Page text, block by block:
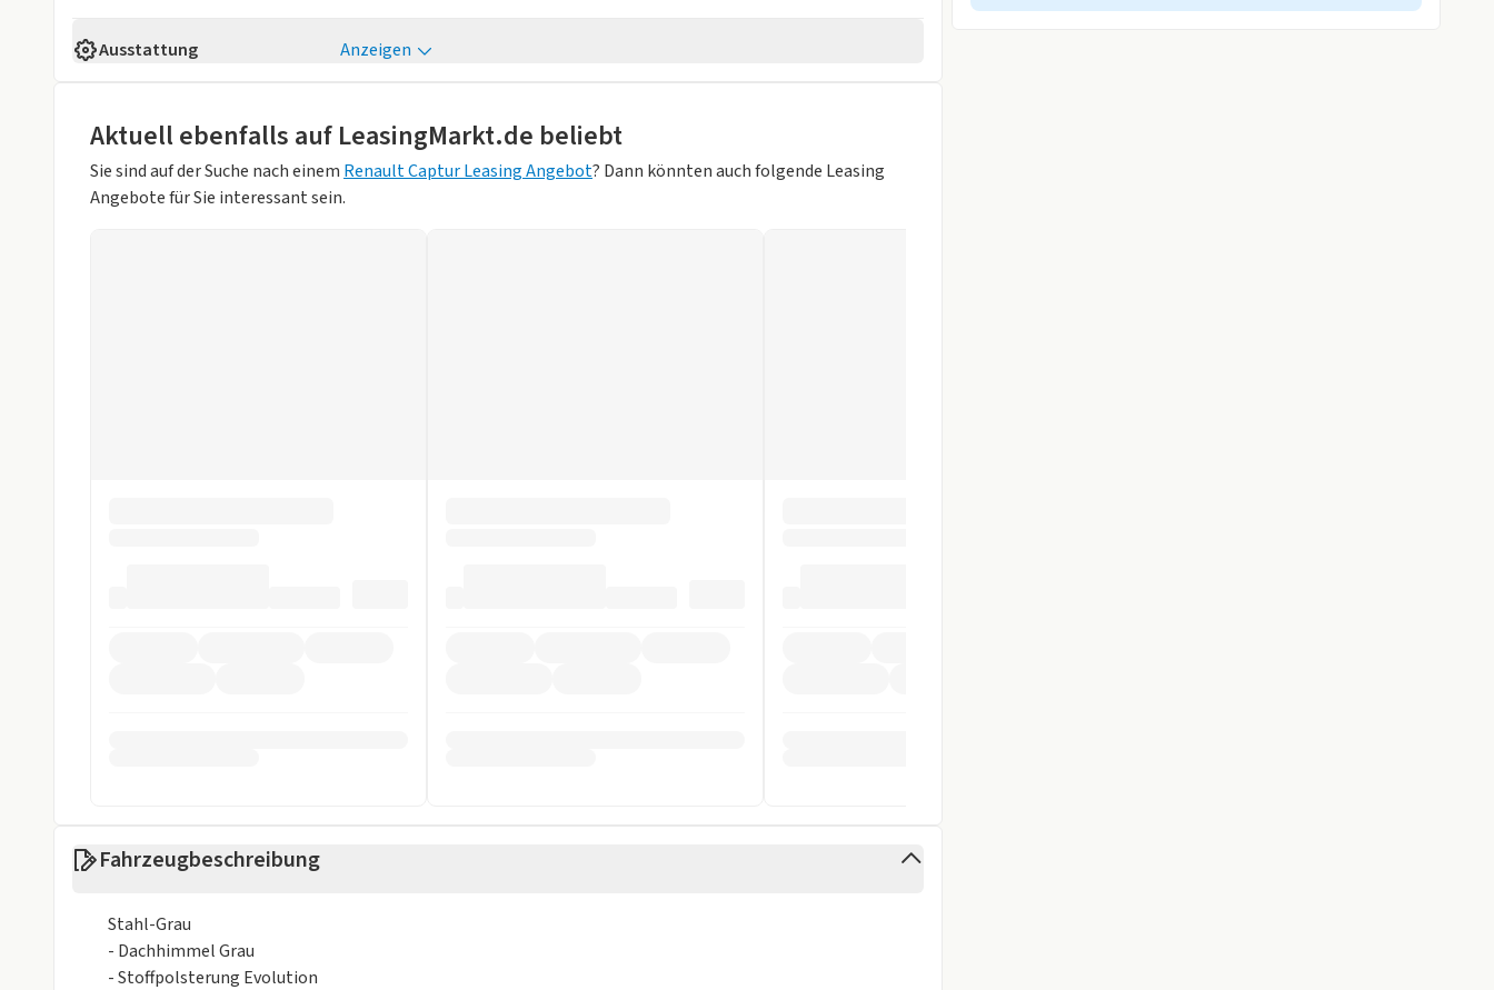
Kilometerstand
5 km
Anzahl der Türen
4/5
Farbe
Ausstattung
Anzeigen
Sitzheizung vorne
teilbare Rücksitzbank
Aktuell ebenfalls auf LeasingMarkt.de beliebt
Sie sind auf der Suche nach einem Renault Captur Leasing Angebot? Dann könnten auch folgende Leasing
Angebote für Sie interessant sein.
Fahrzeugbeschreibung
Stahl-Grau
- Dachhimmel Grau
- Stoffpolsterung Evolution